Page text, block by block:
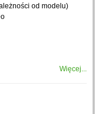
od modelu)
Więcej...